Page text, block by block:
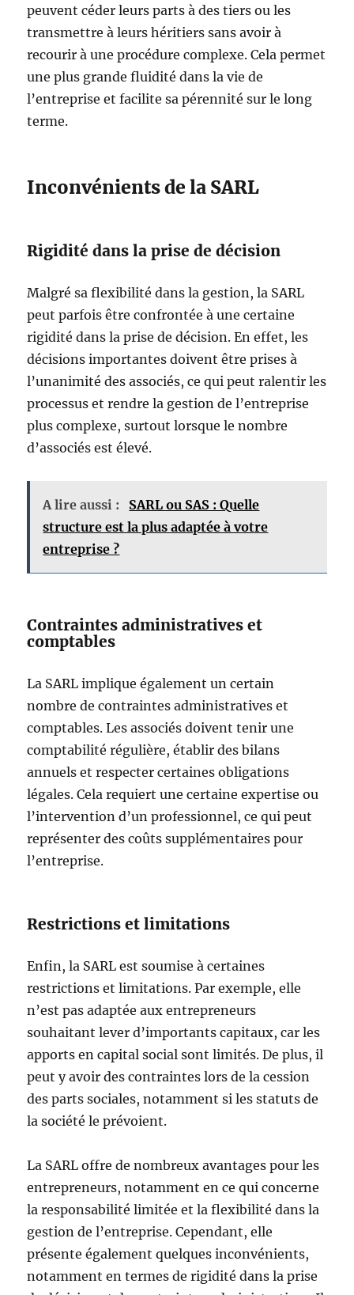
peuvent céder leurs parts à des tiers ou les
transmettre à leurs héritiers sans avoir à
recourir à une procédure complexe. Cela permet
une plus grande fluidité dans la vie de
l’entreprise et facilite sa pérennité sur le long
terme.
Inconvénients de la SARL
Rigidité dans la prise de décision
Malgré sa flexibilité dans la gestion, la SARL
peut parfois être confrontée à une certaine
rigidité dans la prise de décision. En effet, les
décisions importantes doivent être prises à
l’unanimité des associés, ce qui peut ralentir les
processus et rendre la gestion de l’entreprise
plus complexe, surtout lorsque le nombre
d’associés est élevé.
A lire aussi :
SARL ou SAS : Quelle
structure est la plus adaptée à votre
entreprise ?
Contraintes administratives et
comptables
La SARL implique également un certain
nombre de contraintes administratives et
comptables. Les associés doivent tenir une
comptabilité régulière, établir des bilans
annuels et respecter certaines obligations
légales. Cela requiert une certaine expertise ou
l’intervention d’un professionnel, ce qui peut
représenter des coûts supplémentaires pour
l’entreprise.
Restrictions et limitations
Enfin, la SARL est soumise à certaines
restrictions et limitations. Par exemple, elle
n’est pas adaptée aux entrepreneurs
souhaitant lever d’importants capitaux, car les
apports en capital social sont limités. De plus, il
peut y avoir des contraintes lors de la cession
des parts sociales, notamment si les statuts de
la société le prévoient.
La SARL offre de nombreux avantages pour les
entrepreneurs, notamment en ce qui concerne
la responsabilité limitée et la flexibilité dans la
gestion de l’entreprise. Cependant, elle
présente également quelques inconvénients,
notamment en termes de rigidité dans la prise